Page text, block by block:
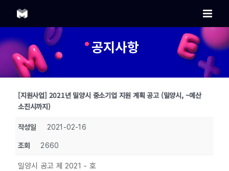
content
공지사항
[지원사업] 2021년 밀양시 중소기업 지원 계획 공고 (밀양시, ~예산
소진시까지)
작성일 2021-02-16
조회 2660
밀양시 공고 제 2021 - 호